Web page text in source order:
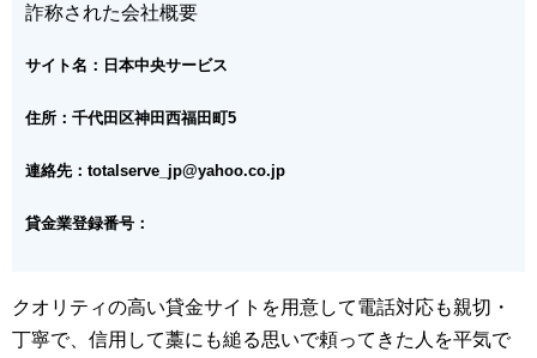
詐称された会社概要
サイト名：日本中央サービス
住所：千代田区神田西福田町5
連絡先：totalserve_jp@yahoo.co.jp
貸金業登録番号：
クオリティの高い貸金サイトを用意して電話対応も親切・
丁寧で、信用して藁にも縋る思いで頼ってきた人を平気で